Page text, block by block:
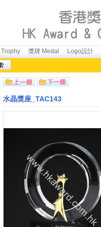
獎牌 Medal Logo設計
水晶獎座_TAC143